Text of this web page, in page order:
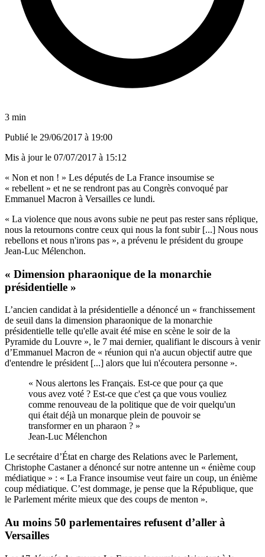
3 min
Publié le 29/06/2017 à 19:00
Mis à jour le 07/07/2017 à 15:12
« Non et non ! » Les députés de La France insoumise se
« rebellent » et ne se rendront pas au Congrès convoqué par
Emmanuel Macron à Versailles ce lundi.
« La violence que nous avons subie ne peut pas rester sans réplique,
nous la retournons contre ceux qui nous la font subir [...] Nous nous
rebellons et nous n'irons pas », a prévenu le président du groupe
Jean-Luc Mélenchon.
« Dimension pharaonique de la monarchie
présidentielle »
L’ancien candidat à la présidentielle a dénoncé un « franchissement
de seuil dans la dimension pharaonique de la monarchie
présidentielle telle qu'elle avait été mise en scène le soir de la
Pyramide du Louvre », le 7 mai dernier, qualifiant le discours à venir
d’Emmanuel Macron de « réunion qui n'a aucun objectif autre que
d'entendre le président [...] alors que lui n'écoutera personne ».
« Nous alertons les Français. Est-ce que pour ça que
vous avez voté ? Est-ce que c'est ça que vous vouliez
comme renouveau de la politique que de voir quelqu'un
qui était déjà un monarque plein de pouvoir se
transformer en un pharaon ? »
Jean-Luc Mélenchon
Le secrétaire d’État en charge des Relations avec le Parlement,
Christophe Castanera dénoncé sur notre antenne un « énième coup
médiatique » : « La France insoumise veut faire un coup, un énième
coup médiatique. C’est dommage, je pense que la République, que
le Parlement mérite mieux que des coups de menton ».
Au moins 50 parlementaires refusent d’aller à
Versailles